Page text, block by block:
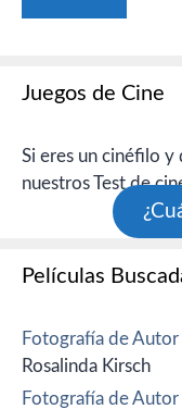
Juegos de Cine
Si eres un cinéfilo
nuestros Test de
Películas
Fotografía de Autor
Rosalinda Kirsch
Fotografía de Autor